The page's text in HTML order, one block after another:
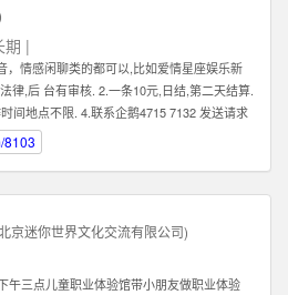
期 |
，情感闲聊类的都可以,比如爱情星座娱乐新
律,后 台有审核. 2.一条10元,日结,第二天结算.
间地点不限. 4.联系企鹅4715 7132 发送请求
8103
京迷你世界文化交流有限公司)
午三点儿童职业体验馆带小朋友做职业体验